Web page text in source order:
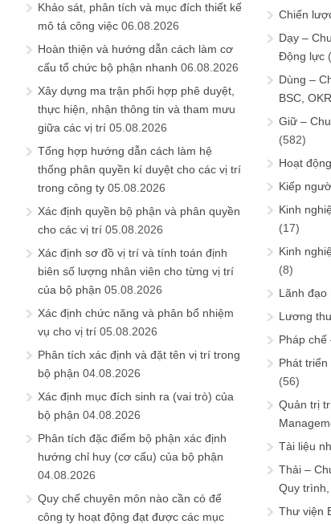
Khảo sát, phân tích và mục đích thiết kế
mô tả công việc 06.08.2026
Hoàn thiện và hướng dẫn cách làm cơ
cấu tổ chức bộ phận nhanh 06.08.2026
Xây dựng ma trận phối hợp phê duyệt,
thực hiện, nhận thông tin và tham mưu
giữa các vị trí 05.08.2026
Tổng hợp hướng dẫn cách làm hệ
thống phân quyền kí duyệt cho các vị trí
trong công ty 05.08.2026
Xác định quyền bộ phận và phân quyền
cho các vị trí 05.08.2026
Xác định sơ đồ vị trí và tính toán định
biên số lượng nhân viên cho từng vị trí
của bộ phận 05.08.2026
Xác định chức năng và phân bổ nhiệm
vụ cho vị trí 05.08.2026
Phân tích xác định và đặt tên vị trí trong
bộ phận 04.08.2026
Xác định mục đích sinh ra (vai trò) của
bộ phận 04.08.2026
Phân tích đặc điểm bộ phận xác định
hướng chỉ huy (cơ cấu) của bộ phận
04.08.2026
Quy chế chuyên môn nào cần có để
công ty hoạt động đạt được các mục
Chiến
Dạy –
Động lực
Dùng –
BSC,
Giữ –
(582)
Hoạt
Kiếp
Kinh
(17)
Kinh
(8)
Lãnh đạo
Lương
Pháp chế
Phát
(56)
Quản trị
Tài liệu
Thải –
Quy
Thư viện